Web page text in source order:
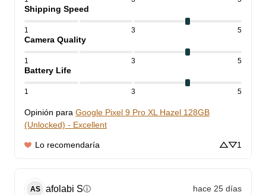
Shipping Speed
1 3 5
Camera Quality
1 3 5
Battery Life
1 3 5
Opinión para Google Pixel 9 Pro XL Hazel 128GB
(Unlocked) - Excellent
Lo recomendaría 1
AS afolabi Sⓘ hace 25 días